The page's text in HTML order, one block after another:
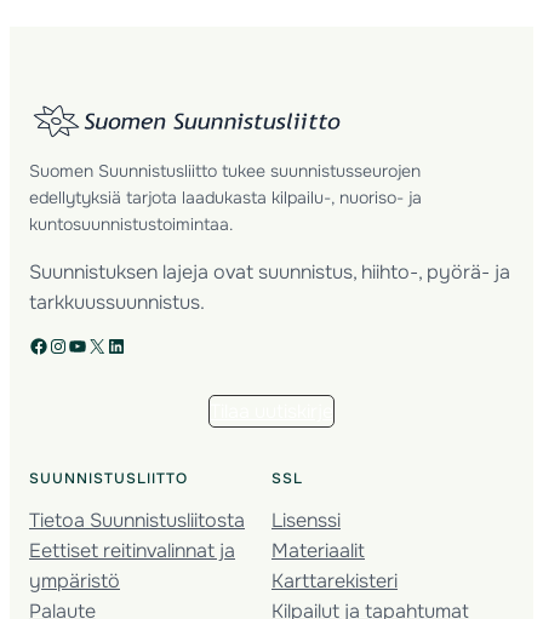
Suomen Suunnistusliitto tukee suunnistusseurojen
edellytyksiä tarjota laadukasta kilpailu-, nuoriso- ja
kuntosuunnistustoimintaa.
Suunnistuksen lajeja ovat suunnistus, hiihto-, pyörä- ja
tarkkuussuunnistus.
Facebook Instagram YouTube X LinkedIn
SUUNNISTUSLIITTO
Tietoa Suunnistusliitosta
Eettiset reitinvalinnat ja
ympäristö
Palaute
SSL
Lisenssi
Materiaalit
Karttarekisteri
Kilpailut ja tapahtumat